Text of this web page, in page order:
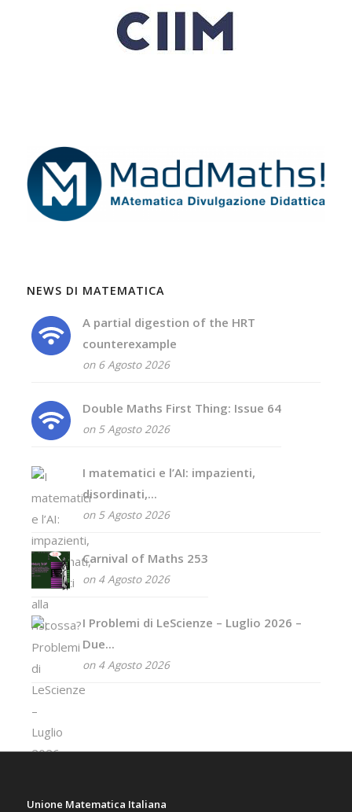
NEWS DI MATEMATICA
A partial digestion of the HRT
counterexample
on 6 Agosto 2026
Double Maths First Thing: Issue 64
on 5 Agosto 2026
I matematici e l’AI: impazienti,
disordinati,...
on 5 Agosto 2026
Carnival of Maths 253
on 4 Agosto 2026
I Problemi di LeScienze – Luglio 2026 –
Due...
on 4 Agosto 2026
Unione Matematica Italiana